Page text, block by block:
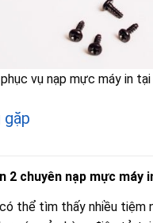
vụ nạp mực máy in
gặp
2 chuyên nạp mực máy
có thể tìm thấy nhiều tiệm